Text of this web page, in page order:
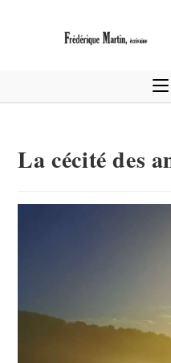
La cécité des